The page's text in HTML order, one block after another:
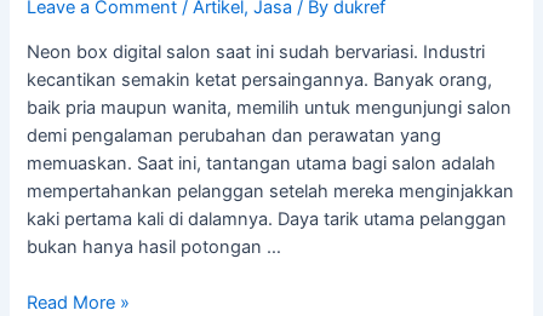
Leave a Comment /Artikel,Jasa / Bydukref
Neon box digital salon saat ini sudah bervariasi. Industri
kecantikan semakin ketat persaingannya. Banyak orang,
baik pria maupun wanita, memilih untuk mengunjungi salon
demi pengalaman perubahan dan perawatan yang
memuaskan. Saat ini, tantangan utama bagi salon adalah
mempertahankan pelanggan setelah mereka menginjakkan
kaki pertama kali di dalamnya. Daya tarik utama pelanggan
bukan hanya hasil potongan …
Read More »